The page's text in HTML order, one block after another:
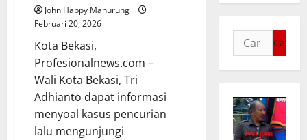
John Happy Manurung
Februari 20, 2026
Kota Bekasi,
Profesionalnews.com –
Wali Kota Bekasi, Tri
Adhianto dapat informasi
menyoal kasus pencurian
lalu mengunjungi